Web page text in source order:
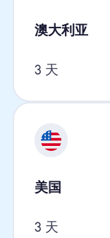
澳大利亚
3 天
美国
3 天